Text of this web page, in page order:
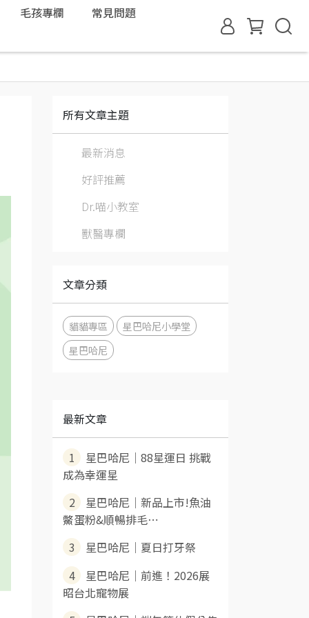
毛孩專欄
常見問題
所有文章主題
最新消息
好評推薦
Dr.喵小教室
獸醫專欄
文章分類
貓貓專區
星巴哈尼小學堂
星巴哈尼
最新文章
1
星巴哈尼｜88星運日 挑戰
成為幸運星
2
星巴哈尼｜新品上市!魚油
鱉蛋粉&順暢排毛⋯
3
星巴哈尼｜夏日打牙祭
4
星巴哈尼｜前進！2026展
昭台北寵物展